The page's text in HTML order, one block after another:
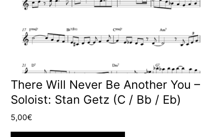
There Will Never Be Another You –
Soloist: Stan Getz (C / Bb / Eb)
5,00€